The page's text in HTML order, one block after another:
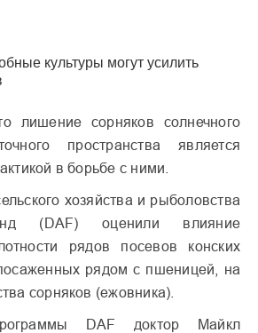
лишение сорняков солнечного
пространства является
в борьбе с ними.
хозяйства и рыболовства
(DAF) оценили влияние
рядов посевов конских
рядом с пшеницей, на
сорняков (ежовника).
DAF доктор Майкл